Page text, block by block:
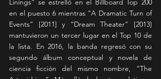
Linings” se estrelló en el Billboard Top 200
en el puesto 6 mientras “A Dramatic Turn of
Events” [2011] y “Dream Theater” [2013]
mantuvieron un tercer lugar en el Top 10 de
la lista. En 2016, la banda regresó con su
segundo álbum conceptual y novela de
ciencia ficción del mismo nombre, “The